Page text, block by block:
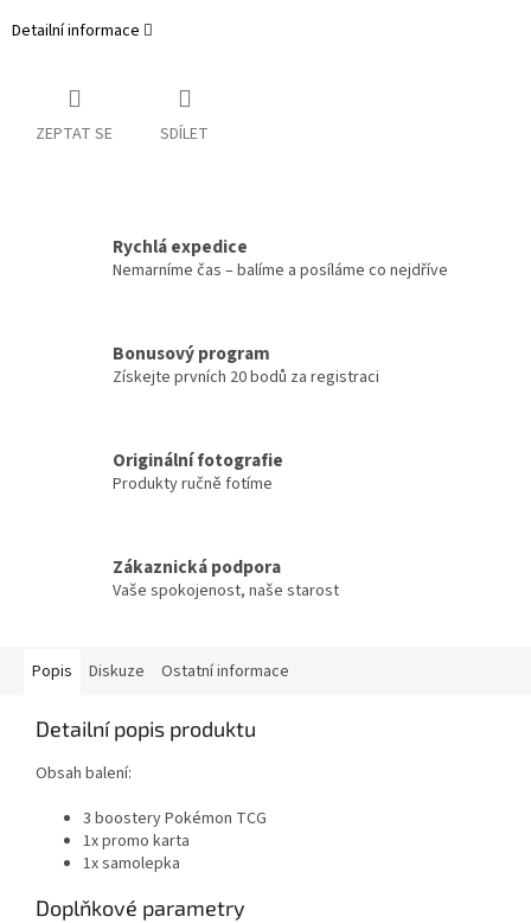
Detailní informace
ZEPTAT SE SDÍLET
Rychlá expedice
Nemarníme čas – balíme a posíláme co nejdříve
Bonusový program
Získejte prvních 20 bodů za registraci
Originální fotografie
Produkty ručně fotíme
Zákaznická podpora
Vaše spokojenost, naše starost
Popis Diskuze Ostatní informace
Detailní popis produktu
Obsah balení:
3 boostery Pokémon TCG
1x promo karta
1x samolepka
Doplňkové parametry